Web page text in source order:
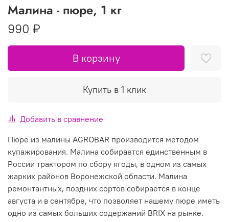
Малина - пюре, 1 кг
990 ₽
В корзину
Купить в 1 клик
Добавить в сравнение
Пюре из малины AGROBAR производится методом
купажирования. Малина собирается единственным в
России трактором по сбору ягоды, в одном из самых
жарких районов Воронежской области. Малина
ремонтантных, поздних сортов собирается в конце
августа и в сентябре, что позволяет нашему пюре иметь
одно из самых больших содержаний BRIX на рынке.